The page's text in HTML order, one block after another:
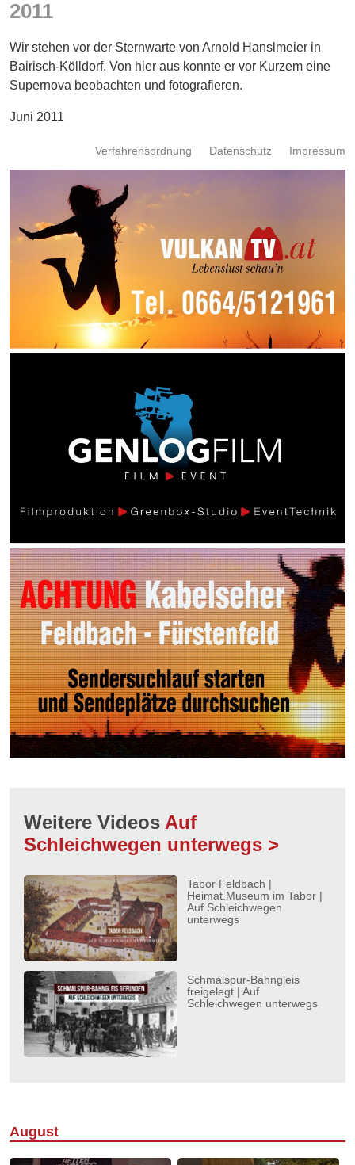
Energie
Schnöll
gfrogt
Zonen
Podcast
2011
Wir stehen vor der Sternwarte von Arnold Hanslmeier in
Bairisch-Kölldorf. Von hier aus konnte er vor Kurzem eine
Supernova beobachten und fotografieren.
Juni 2011
Impressum
Datenschutz
Verfahrensordnung
Weitere Videos Auf
Schleichwegen unterwegs >
Tabor Feldbach |
Heimat.Museum im Tabor |
Auf Schleichwegen
unterwegs
Schmalspur-Bahngleis
freigelegt | Auf
Schleichwegen unterwegs
August